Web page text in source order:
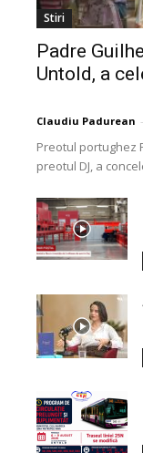
Stiri
Padre
Untold, a
Claudiu Padurean -
Preotul portughez
preotul DJ, a
Credinței din...